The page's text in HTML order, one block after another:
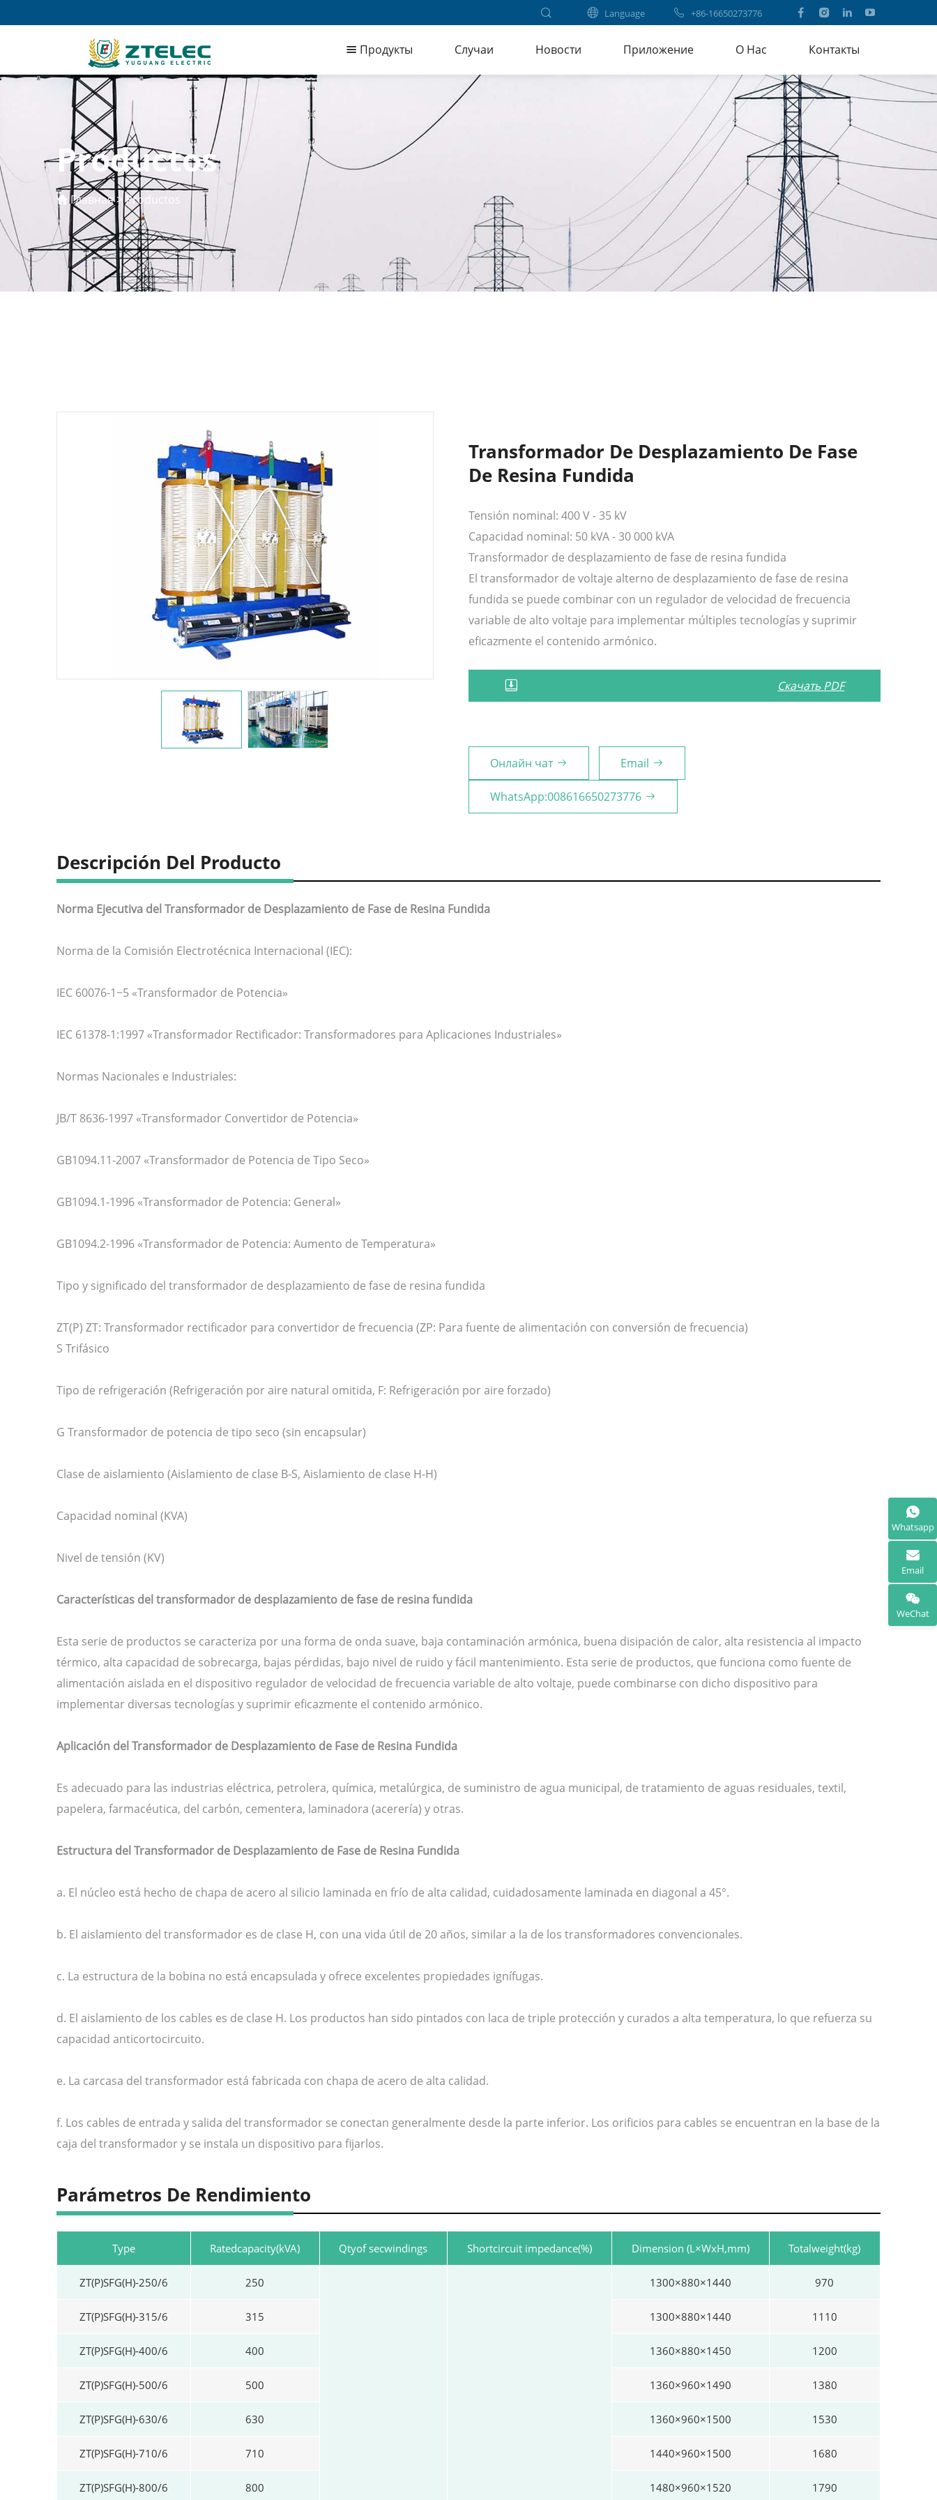
Language +86-16650273776
Продукты Случаи Новости Приложение О Нас Контакты
Productos
Главная>Productos
Transformador De Desplazamiento De Fase
De Resina Fundida
Tensión nominal: 400 V - 35 kV
Capacidad nominal: 50 kVA - 30 000 kVA
Transformador de desplazamiento de fase de resina fundida
El transformador de voltaje alterno de desplazamiento de fase de resina
fundida se puede combinar con un regulador de velocidad de frecuencia
variable de alto voltaje para implementar múltiples tecnologías y suprimir
eficazmente el contenido armónico.
Скачать PDF
Онлайн чат Email
WhatsApp:008616650273776
Descripción Del Producto
Norma Ejecutiva del Transformador de Desplazamiento de Fase de Resina Fundida
Norma de la Comisión Electrotécnica Internacional (IEC):
IEC 60076-1~5 «Transformador de Potencia»
IEC 61378-1:1997 «Transformador Rectificador: Transformadores para Aplicaciones Industriales»
Normas Nacionales e Industriales:
JB/T 8636-1997 «Transformador Convertidor de Potencia»
GB1094.11-2007 «Transformador de Potencia de Tipo Seco»
GB1094.1-1996 «Transformador de Potencia: General»
GB1094.2-1996 «Transformador de Potencia: Aumento de Temperatura»
Tipo y significado del transformador de desplazamiento de fase de resina fundida
ZT(P) ZT: Transformador rectificador para convertidor de frecuencia (ZP: Para fuente de alimentación con conversión de frecuencia)
S Trifásico
Tipo de refrigeración (Refrigeración por aire natural omitida, F: Refrigeración por aire forzado)
G Transformador de potencia de tipo seco (sin encapsular)
Clase de aislamiento (Aislamiento de clase B-S, Aislamiento de clase H-H)
Capacidad nominal (KVA)
Nivel de tensión (KV)
Características del transformador de desplazamiento de fase de resina fundida
Esta serie de productos se caracteriza por una forma de onda suave, baja contaminación armónica, buena disipación de calor, alta resistencia al impacto
térmico, alta capacidad de sobrecarga, bajas pérdidas, bajo nivel de ruido y fácil mantenimiento. Esta serie de productos, que funciona como fuente de
alimentación aislada en el dispositivo regulador de velocidad de frecuencia variable de alto voltaje, puede combinarse con dicho dispositivo para
implementar diversas tecnologías y suprimir eficazmente el contenido armónico.
Aplicación del Transformador de Desplazamiento de Fase de Resina Fundida
Es adecuado para las industrias eléctrica, petrolera, química, metalúrgica, de suministro de agua municipal, de tratamiento de aguas residuales, textil,
papelera, farmacéutica, del carbón, cementera, laminadora (acerería) y otras.
Estructura del Transformador de Desplazamiento de Fase de Resina Fundida
a. El núcleo está hecho de chapa de acero al silicio laminada en frío de alta calidad, cuidadosamente laminada en diagonal a 45°.
b. El aislamiento del transformador es de clase H, con una vida útil de 20 años, similar a la de los transformadores convencionales.
c. La estructura de la bobina no está encapsulada y ofrece excelentes propiedades ignífugas.
d. El aislamiento de los cables es de clase H. Los productos han sido pintados con laca de triple protección y curados a alta temperatura, lo que refuerza su
capacidad anticortocircuito.
e. La carcasa del transformador está fabricada con chapa de acero de alta calidad.
f. Los cables de entrada y salida del transformador se conectan generalmente desde la parte inferior. Los orificios para cables se encuentran en la base de la
caja del transformador y se instala un dispositivo para fijarlos.
Parámetros De Rendimiento
Type Ratedcapacity(kVA) Qtyof secwindings Shortcircuit impedance(%) Dimension (L×WxH,mm) Totalweight(kg)
ZT(P)SFG(H)-250/6 250 1300×880×1440 970
ZT(P)SFG(H)-315/6 315 1300×880×1440 1110
ZT(P)SFG(H)-400/6 400 1360×880×1450 1200
ZT(P)SFG(H)-500/6 500 1360×960×1490 1380
ZT(P)SFG(H)-630/6 630 1360×960×1500 1530
ZT(P)SFG(H)-710/6 710 1440×960×1500 1680
ZT(P)SFG(H)-800/6 800 1480×960×1520 1790
Whatsapp
Email
WeChat